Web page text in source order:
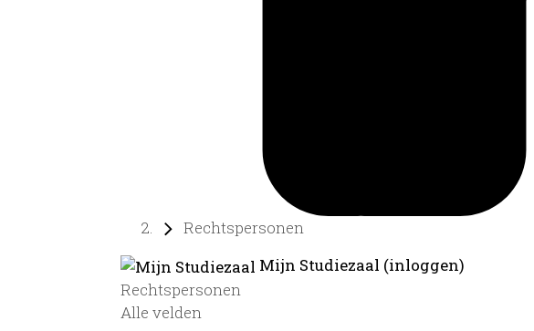
Rechtspersonen
Mijn Studiezaal (inloggen)
Rechtspersonen
Alle velden